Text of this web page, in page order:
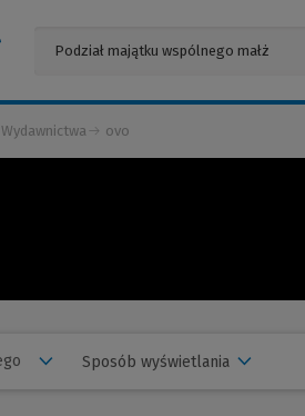
Wydawnictwa ovo
Sposób wyświetlania